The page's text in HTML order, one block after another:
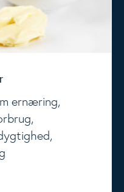
ernæring,